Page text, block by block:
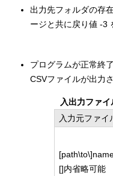
出力先フォルダの存
ージと共に戻り値 -3
プログラムが正常終
CSVファイルが出力
入出力ファ
入力元ファイ
[]内省略可能